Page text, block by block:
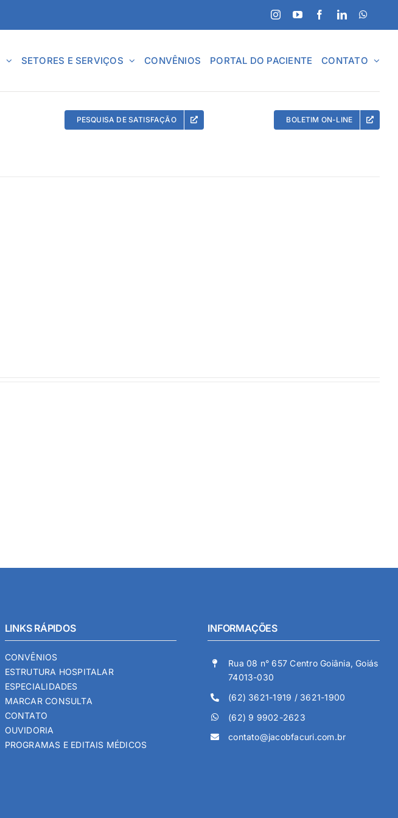
SETORES E SERVIÇOS CONVÊNIOS PORTAL DO PACIENTE CONTATO
PESQUISA DE SATISFAÇÃO BOLETIM ON-LINE
LINKS RÁPIDOS
CONVÊNIOS
ESTRUTURA HOSPITALAR
ESPECIALIDADES
MARCAR CONSULTA
CONTATO
OUVIDORIA
PROGRAMAS E EDITAIS MÉDICOS
INFORMAÇÕES
Rua 08 n° 657 Centro Goiânia, Goiás
74013-030
(62) 3621-1919 / 3621-1900
(62) 9 9902-2623
contato@jacobfacuri.com.br